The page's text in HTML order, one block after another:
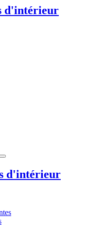
d'intérieur
d'intérieur